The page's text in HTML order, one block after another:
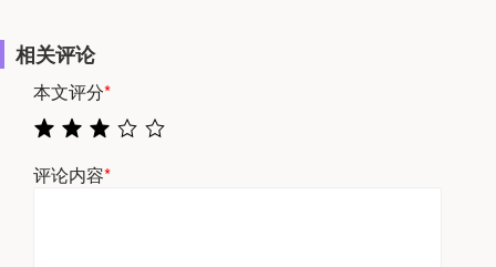
相关评论
本文评分*
评论内容*